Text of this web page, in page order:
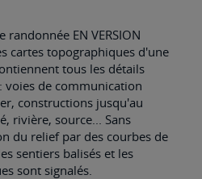
EN VERSION
cartes topographiques d'une
tous les détails
voies de communication
constructions jusqu'au
rivière, source... Sans
du relief par des courbes de
sentiers balisés et les
sont signalés.